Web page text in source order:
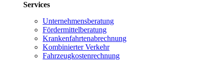
Services
Unternehmensberatung
Fördermittelberatung
Krankenfahrtenabrechnung
Kombinierter Verkehr
Fahrzeugkostenrechnung